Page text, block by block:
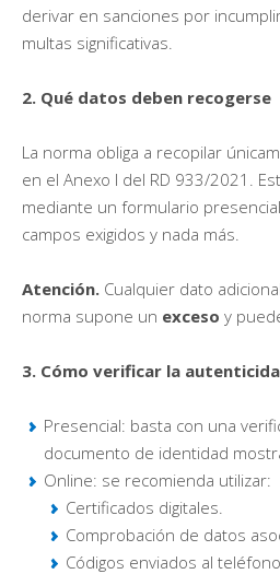
derivar en sanciones por
multas significativas.
2. Qué datos deben recogerse
La norma obliga a recopilar
en el Anexo I del RD 933/2021.
mediante un formulario
campos exigidos y nada más.
Atención. Cualquier dato
norma supone un exceso y
3. Cómo verificar la
Presencial: basta con una
documento de identidad
Online: se recomienda utilizar:
Certificados digitales.
Comprobación de datos
Códigos enviados al